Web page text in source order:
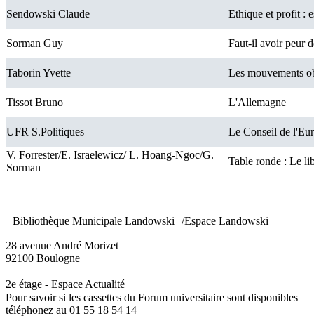
Sendowski Claude Ethique et profit :
Sorman Guy Faut-il avoir peur
Taborin Yvette Les mouvements
Tissot Bruno L'Allemagne
UFR S.Politiques
Le Conseil de
V. Forrester/E. Israelewicz/ L. Hoang-Ngoc/G.
Sorman
Table ronde : Le
Bibliothèque Municipale Landowski /Espace Landowski
28 avenue André Morizet
92100 Boulogne
2e étage - Espace Actualité
Pour savoir si les cassettes du Forum universitaire sont disponibles
téléphonez au 01 55 18 54 14